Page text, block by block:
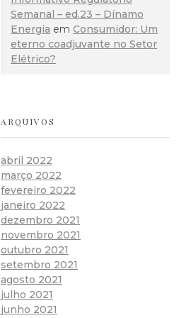
Semanal – ed.23 – Dínamo
Energia em Consumidor: Um
eterno coadjuvante no Setor
Elétrico?
ARQUIVOS
abril 2022
março 2022
fevereiro 2022
janeiro 2022
dezembro 2021
novembro 2021
outubro 2021
setembro 2021
agosto 2021
julho 2021
junho 2021